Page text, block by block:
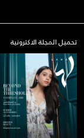
تحميل المجلة الاكترونية